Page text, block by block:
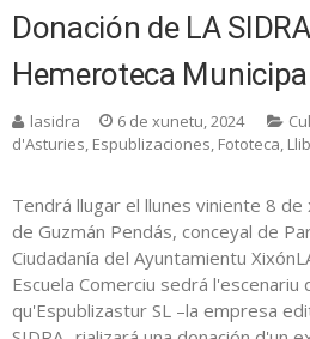
Donación de LA
Hemeroteca
lasidra 6 de xunetu, 2024
d'Asturies, Espublizaciones, Fototeca,
Tendrá llugar el llunes viniente 8
de Guzmán Pendás, conceyal de
Ciudadanía del Ayuntamientu
Escuela Comerciu sedrá l'escenariu
qu'Espublizastur SL –la empresa